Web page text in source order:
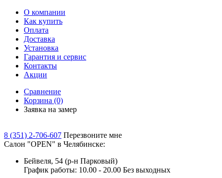
О компании
Как купить
Оплата
Доставка
Установка
Гарантия и сервис
Контакты
Акции
Сравнение
Корзина (0)
Заявка на замер
8 (351) 2-706-607 Перезвоните мне
Cалон "OPEN" в Челябинске:
Бейвеля, 54 (р-н Парковый)
График работы: 10.00 - 20.00 Без выходных